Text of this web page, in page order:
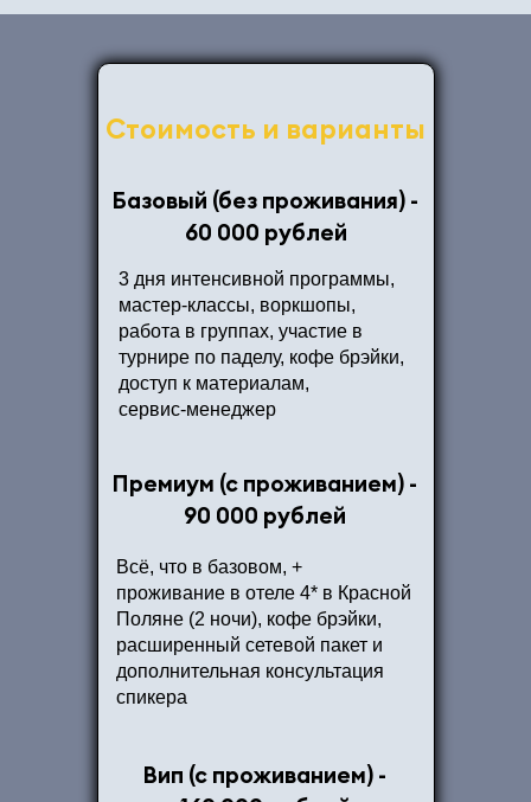
Стоимость и варианты
Базовый (без проживания) -
60 000 рублей
Премиум (с проживанием) -
90 000 рублей
Вип (с проживанием) -
3 дня интенсивной программы,
мастер‑классы, воркшопы,
работа в группах, участие в
турнире по паделу, кофе брэйки,
доступ к материалам,
сервис‑менеджер
Всё, что в базовом, +
проживание в отеле 4* в Красной
Поляне (2 ночи), кофе брэйки,
расширенный сетевой пакет и
дополнительная консультация
спикера